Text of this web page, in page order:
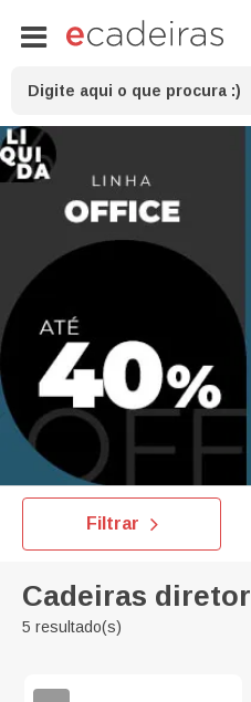
Filtrar
Cadeiras diretor
5 resultado(s)